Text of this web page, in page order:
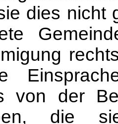
dies nicht
von der
die